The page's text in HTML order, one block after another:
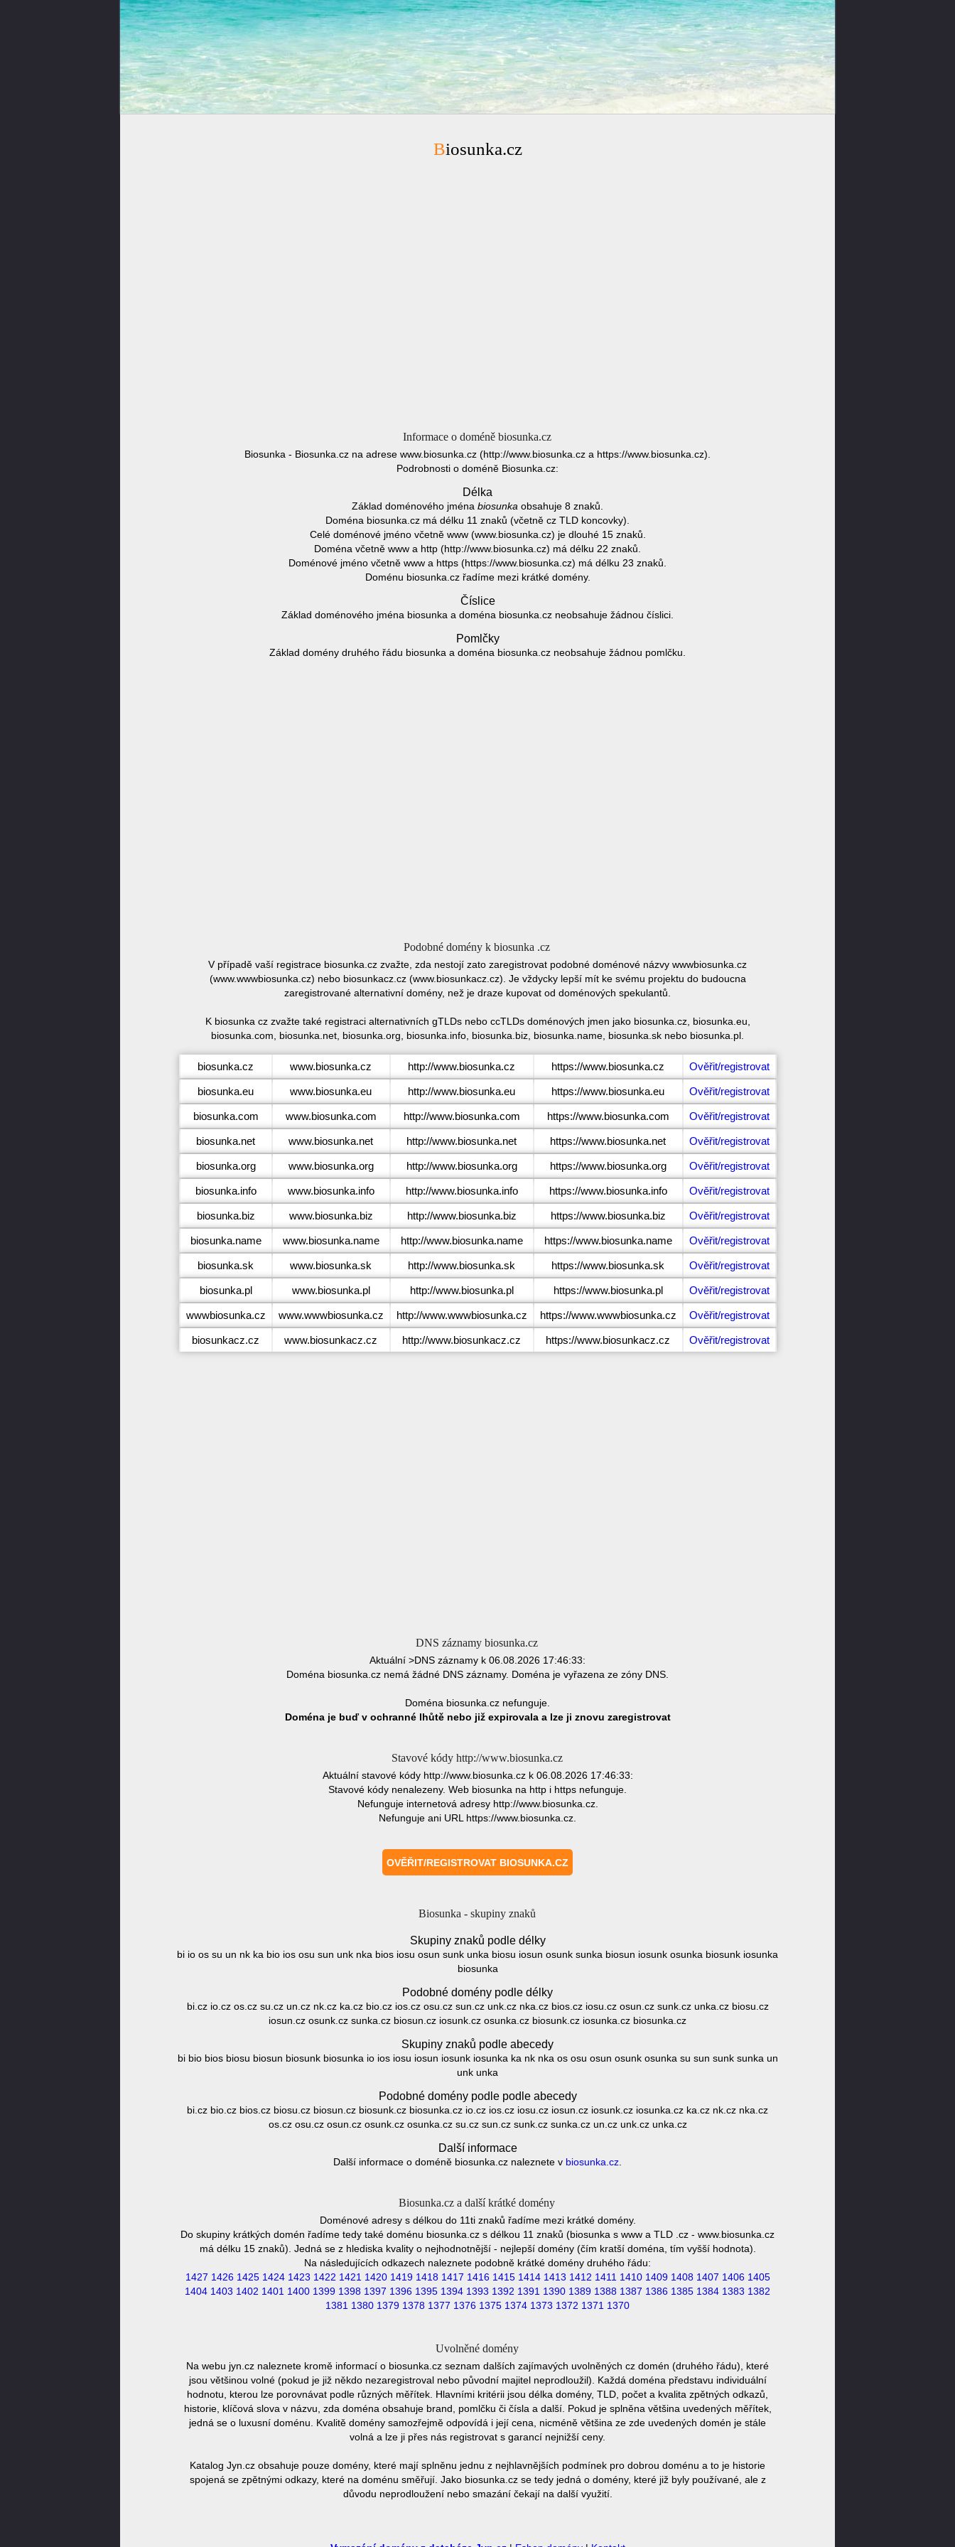
Biosunka.cz
Informace o doméně biosunka.cz
Biosunka - Biosunka.cz na adrese www.biosunka.cz (http://www.biosunka.cz a https://www.biosunka.cz).
Podrobnosti o doméně Biosunka.cz:
Délka
Základ doménového jména biosunka obsahuje 8 znaků.
Doména biosunka.cz má délku 11 znaků (včetně cz TLD koncovky).
Celé doménové jméno včetně www (www.biosunka.cz) je dlouhé 15 znaků.
Doména včetně www a http (http://www.biosunka.cz) má délku 22 znaků.
Doménové jméno včetně www a https (https://www.biosunka.cz) má délku 23 znaků.
Doménu biosunka.cz řadíme mezi krátké domény.
Číslice
Základ doménového jména biosunka a doména biosunka.cz neobsahuje žádnou číslici.
Pomlčky
Základ domény druhého řádu biosunka a doména biosunka.cz neobsahuje žádnou pomlčku.
Podobné domény k biosunka .cz
V případě vaší registrace biosunka.cz zvažte, zda nestojí zato zaregistrovat podobné doménové názvy wwwbiosunka.cz
(www.wwwbiosunka.cz) nebo biosunkacz.cz (www.biosunkacz.cz). Je vždycky lepší mít ke svému projektu do budoucna
zaregistrované alternativní domény, než je draze kupovat od doménových spekulantů.
K biosunka cz zvažte také registraci alternativních gTLDs nebo ccTLDs doménových jmen jako biosunka.cz, biosunka.eu,
biosunka.com, biosunka.net, biosunka.org, biosunka.info, biosunka.biz, biosunka.name, biosunka.sk nebo biosunka.pl.
biosunka.cz www.biosunka.cz http://www.biosunka.cz https://www.biosunka.cz Ověřit/registrovat
biosunka.eu www.biosunka.eu http://www.biosunka.eu https://www.biosunka.eu Ověřit/registrovat
biosunka.com www.biosunka.com http://www.biosunka.com https://www.biosunka.com Ověřit/registrovat
biosunka.net www.biosunka.net http://www.biosunka.net https://www.biosunka.net Ověřit/registrovat
biosunka.org www.biosunka.org http://www.biosunka.org https://www.biosunka.org Ověřit/registrovat
biosunka.info www.biosunka.info http://www.biosunka.info https://www.biosunka.info Ověřit/registrovat
biosunka.biz www.biosunka.biz http://www.biosunka.biz https://www.biosunka.biz Ověřit/registrovat
biosunka.name www.biosunka.name http://www.biosunka.name https://www.biosunka.name Ověřit/registrovat
biosunka.sk www.biosunka.sk http://www.biosunka.sk https://www.biosunka.sk Ověřit/registrovat
biosunka.pl www.biosunka.pl http://www.biosunka.pl https://www.biosunka.pl Ověřit/registrovat
wwwbiosunka.cz www.wwwbiosunka.cz http://www.wwwbiosunka.cz https://www.wwwbiosunka.cz Ověřit/registrovat
biosunkacz.cz www.biosunkacz.cz http://www.biosunkacz.cz https://www.biosunkacz.cz Ověřit/registrovat
DNS záznamy biosunka.cz
Aktuální >DNS záznamy k 06.08.2026 17:46:33:
Doména biosunka.cz nemá žádné DNS záznamy. Doména je vyřazena ze zóny DNS.
Doména biosunka.cz nefunguje.
Doména je buď v ochranné lhůtě nebo již expirovala a lze ji znovu zaregistrovat
Stavové kódy http://www.biosunka.cz
Aktuální stavové kódy http://www.biosunka.cz k 06.08.2026 17:46:33:
Stavové kódy nenalezeny. Web biosunka na http i https nefunguje.
Nefunguje internetová adresy http://www.biosunka.cz.
Nefunguje ani URL https://www.biosunka.cz.
Biosunka - skupiny znaků
Skupiny znaků podle délky
bi io os su un nk ka bio ios osu sun unk nka bios iosu osun sunk unka biosu iosun osunk sunka biosun iosunk osunka biosunk iosunka
biosunka
Podobné domény podle délky
bi.cz io.cz os.cz su.cz un.cz nk.cz ka.cz bio.cz ios.cz osu.cz sun.cz unk.cz nka.cz bios.cz iosu.cz osun.cz sunk.cz unka.cz biosu.cz
iosun.cz osunk.cz sunka.cz biosun.cz iosunk.cz osunka.cz biosunk.cz iosunka.cz biosunka.cz
Skupiny znaků podle abecedy
bi bio bios biosu biosun biosunk biosunka io ios iosu iosun iosunk iosunka ka nk nka os osu osun osunk osunka su sun sunk sunka un
unk unka
Podobné domény podle podle abecedy
bi.cz bio.cz bios.cz biosu.cz biosun.cz biosunk.cz biosunka.cz io.cz ios.cz iosu.cz iosun.cz iosunk.cz iosunka.cz ka.cz nk.cz nka.cz
os.cz osu.cz osun.cz osunk.cz osunka.cz su.cz sun.cz sunk.cz sunka.cz un.cz unk.cz unka.cz
Další informace
Další informace o doméně biosunka.cz naleznete v biosunka.cz
Biosunka.cz a další krátké domény
Doménové adresy s délkou do 11ti znaků řadíme mezi krátké domény.
Do skupiny krátkých domén řadíme tedy také doménu biosunka.cz s délkou 11 znaků (biosunka s www a TLD .cz - www.biosunka.cz
má délku 15 znaků). Jedná se z hlediska kvality o nejhodnotnější - nejlepší domény (čím kratší doména, tím vyšší hodnota).
Na následujících odkazech naleznete podobně krátké domény druhého řádu:
1427 1426 1425 1424 1423 1422 1421 1420 1419 1418 1417 1416 1415 1414 1413 1412 1411 1410 1409 1408 1407 1406 1405
1404 1403 1402 1401 1400 1399 1398 1397 1396 1395 1394 1393 1392 1391 1390 1389 1388 1387 1386 1385 1384 1383 1382
1381 1380 1379 1378 1377 1376 1375 1374 1373 1372 1371 1370
Uvolněné domény
Na webu jyn.cz naleznete kromě informací o biosunka.cz seznam dalších zajímavých uvolněných cz domén (druhého řádu), které
jsou většinou volné (pokud je již někdo nezaregistroval nebo původní majitel neprodloužil). Každá doména představu individuální
hodnotu, kterou lze porovnávat podle různých měřítek. Hlavními kritérii jsou délka domény, TLD, počet a kvalita zpětných odkazů,
historie, klíčová slova v názvu, zda doména obsahuje brand, pomlčku či čísla a další. Pokud je splněna většina uvedených měřítek,
jedná se o luxusní doménu. Kvalitě domény samozřejmě odpovídá i její cena, nicméně většina ze zde uvedených domén je stále
volná a lze ji přes nás registrovat s garancí nejnižší ceny.
Katalog Jyn.cz obsahuje pouze domény, které mají splněnu jednu z nejhlavnějších podmínek pro dobrou doménu a to je historie
spojená se zpětnými odkazy, které na doménu směřují. Jako biosunka.cz se tedy jedná o domény, které již byly používané, ale z
důvodu neprodloužení nebo smazání čekají na další využití.